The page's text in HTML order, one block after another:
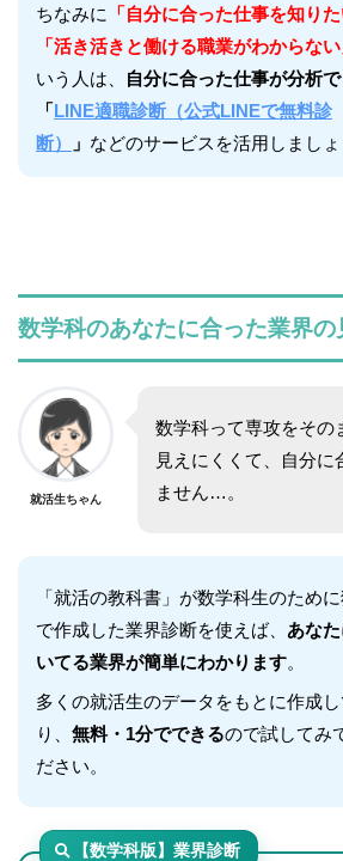
ちなみに
「自分に合った仕事を知りた
「活き活きと働ける職業がわからない
いう人は、
自分に合った仕事が分析
「LINE適職診断（公式LINEで無料診
断）
」 などのサービスを活用しましょ
数学科のあなたに合った業界の
就活生ちゃん
数学科って専攻をその
見えにくくて、自分に
ません…。
「就活の教科書」が数学科生のため
で作成した業界診断を使えば、 あな
いてる業界が簡単にわかります。
多くの就活生のデータをもとに作成
り、 無料・1分でできるので試してみ
ださい。
【数学科版】業界診断